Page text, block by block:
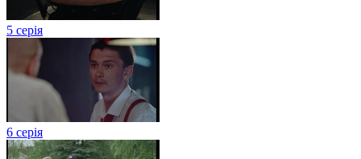
5 серія
6 серія